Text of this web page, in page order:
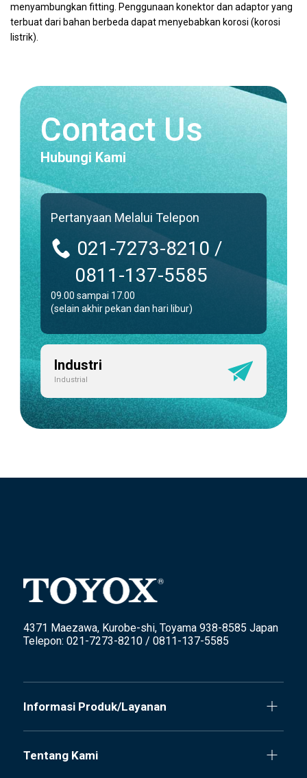
menyambungkan fitting. Penggunaan konektor dan adaptor yang
terbuat dari bahan berbeda dapat menyebabkan korosi (korosi
listrik).
Contact Us
Hubungi Kami
Pertanyaan Melalui Telepon
021-7273-8210 /
0811-137-5585
09.00 sampai 17.00
(selain akhir pekan dan hari libur)
Industri
Industrial
4371 Maezawa, Kurobe-shi, Toyama 938-8585 Japan
Telepon: 021-7273-8210 / 0811-137-5585
Informasi Produk/Layanan
Tentang Kami